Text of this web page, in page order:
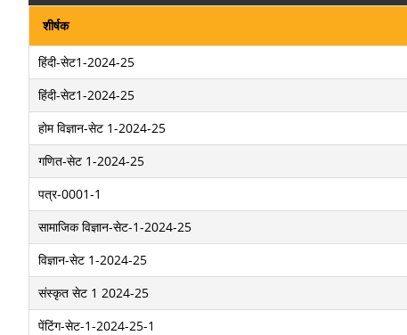
शीर्षक
हिंदी-सेट1-2024-25
हिंदी-सेट1-2024-25
होम विज्ञान-सेट 1-2024-25
गणित-सेट 1-2024-25
पत्र-0001-1
सामाजिक विज्ञान-सेट-1-2024-25
विज्ञान-सेट 1-2024-25
संस्कृत सेट 1 2024-25
पेंटिंग-सेट-1-2024-25-1